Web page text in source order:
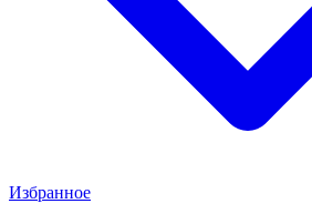
Избранное